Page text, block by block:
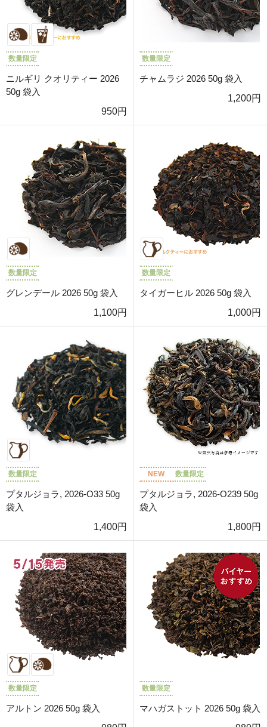
数量限定
ニルギリ クオリティー 2026
50g 袋入
950円
数量限定
チャムラジ 2026 50g 袋入
1,200円
数量限定
グレンデール 2026 50g 袋入
1,100円
数量限定
タイガーヒル 2026 50g 袋入
1,000円
数量限定
プタルジョラ, 2026-O33 50g
袋入
1,400円
NEW 数量限定
プタルジョラ, 2026-O239 50g
袋入
1,800円
数量限定
アルトン 2026 50g 袋入
数量限定
マハガストット 2026 50g 袋入